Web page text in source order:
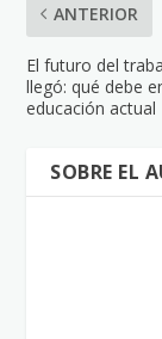
ANTERIOR
El futuro del
llegó: qué debe
educación actual
SOBRE EL